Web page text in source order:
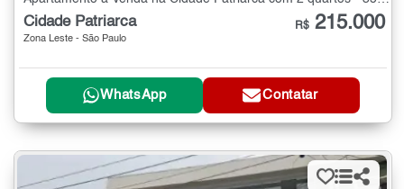
Cidade Patriarca
Zona Leste - São Paulo
R$ 215.000
WhatsApp Contatar